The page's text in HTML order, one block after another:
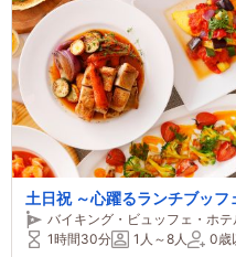
土日祝 ～心躍るランチブッフ
バイキング・ビュッフェ・ホ
1時間30分
1人～8人 0歳